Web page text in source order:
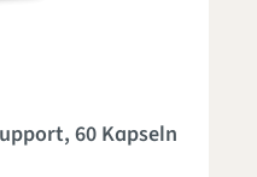
4.9 von 5 Sternen
60 Kapseln